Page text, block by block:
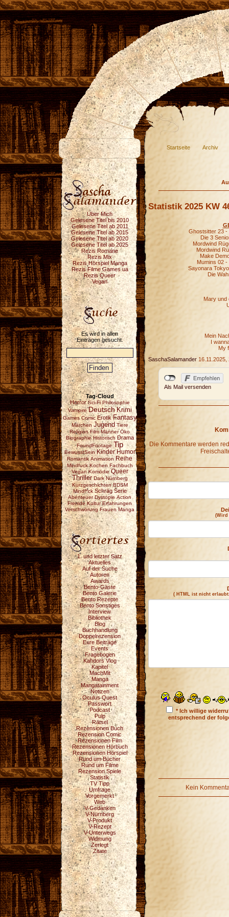
Startseite Archiv
Über Mich
Gelesene Titel bis 2010
Gelesene Titel ab 2011
Gelesene Titel ab 2015
Gelesene Titel ab 2020
Gelesene Titel ab 2025
Rezis Romane
Rezis Mix
Rezis Hörspiel Manga
Rezis Filme Games ua
Rezis Queer
Vegan
Es wird in allen
Einträgen gesucht.
Tag-Cloud
Horror Sci-Fi Philosophie
Vampire Deutsch Krimi
Games Comic Erotik Fantasy
Märchen Jugend Tiere
Religion Film Männer Öko
Biographie Historisch Drama
FoundFootage Tip
BewusstSein Kinder Humor
Romantik Animation Reihe
Mindfuck Kochen Fachbuch
Vegan Komödie Queer
Thriller Dark Nürnberg
Kurzgeschichten BDSM
Mindf*ck Schräg Serie
Abenteuer Dystopie Action
Fremde Kultur Erfahrungen
Verschwörung Frauen Manga
1. und letzter Satz
Aktuelles
Auf der Suche
Autoren
Awards
Bento-Gäste
Bento Galerie
Bento Rezepte
Bento Sonstiges
Interview
Bibliothek
Blog
Buchhandlung
Doppelrezension
Eure Beiträge
Events
Fragebogen
Kahdors Vlog
Kapitel
MachMit
Manga
Mangatainment
Notizen
Oculus Quest
Passwort
Podcast
Pulp
Rätsel
Rezensionen Buch
Rezension Comic
Rezensionen Film
Rezensionen Hörbuch
Rezensionen Hörspiel
Rund um Bücher
Rund um Filme
Rezension Spiele
Statistik
TV Tipp
Umfrage
Vorgemerkt
Web
V-Gedanken
V-Nürnberg
V-Produkt
V-Rezept
V-Unterwegs
Widmung
Zerlegt
Zitate
Statistik 2025 KW
Ghostsitter 23 -
Die 3
Mordwind
Mordwind
Make
Mumins 02
Sayonara
Die
Mary und
Mein
I
My
SaschaSalamander 16.11.2025,
Als Mail versenden
Die Kommentare werden
(Wird
( HTML ist nicht
* Ich willige
entsprechend der
Kein